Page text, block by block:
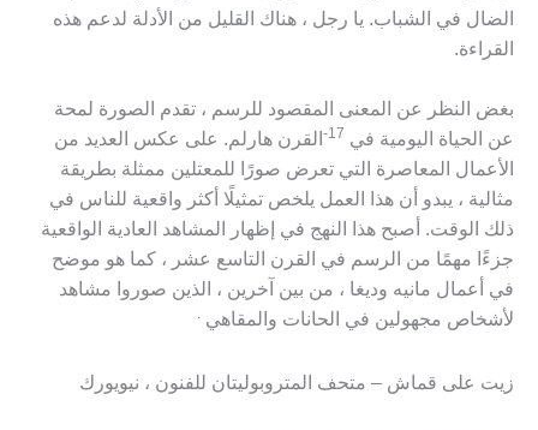
الضال في الشباب. يا رجل ، هناك القليل من الأدلة لدعم هذه
القراءة.
بغض النظر عن المعنى المقصود للرسم ، تقدم الصورة لمحة
عن الحياة اليومية في 17-
القرن هارلم. على عكس العديد من
الأعمال المعاصرة التي تعرض صورًا للمعتلين ممثلة بطريقة
مثالية ، يبدو أن هذا العمل يلخص تمثيلًا أكثر واقعية للناس في
ذلك الوقت. أصبح هذا النهج في إظهار المشاهد العادية الواقعية
جزءًا مهمًا من الرسم في القرن التاسع عشر ، كما هو موضح
في أعمال مانيه وديغا ، من بين آخرين ، الذين صوروا مشاهد
لأشخاص مجهولين في الحانات والمقاهي
زيت على قماش – متحف المتروبوليتان للفنون ، نيويورك